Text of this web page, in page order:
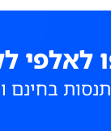
לאלפי
בחינם